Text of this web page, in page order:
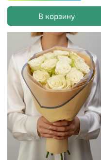
В корзину